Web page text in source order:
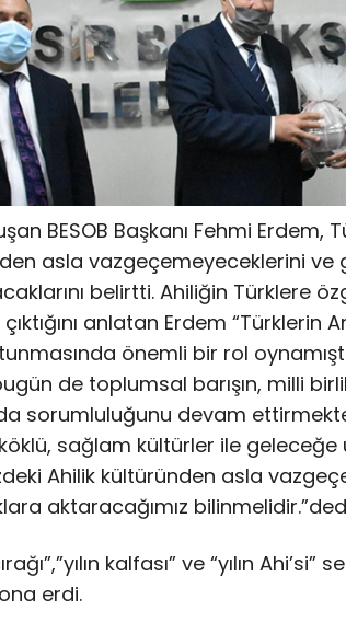
BESOB Başkanı Fehmi Erdem,
asla vazgeçemeyeceklerini ve
belirtti. Ahiliğin Türklere
anlatan Erdem “Türklerin
önemli bir rol
de toplumsal barışın, milli
sorumluluğunu devam
sağlam kültürler ile
Ahilik kültüründen asla
aktaracağımız
kalfası” ve “yılın
erdi.